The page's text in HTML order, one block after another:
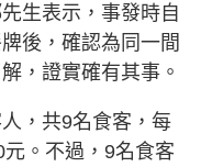
生表示，事發時自
後，確認為同一間
，證實確有其事。
，共9名食客，每
。不過，9名食客